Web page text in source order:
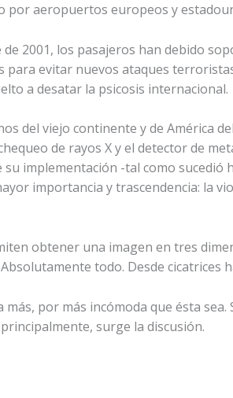
por aeropuertos europeos y
2001, los pasajeros han debido
evitar nuevos ataques
a desatar la psicosis internacional.
del viejo continente y de América
de rayos X y el detector de
implementación -tal como sucedió
importancia y trascendencia: la
obtener una imagen en tres
todo. Desde cicatrices
por más incómoda que ésta sea.
surge la discusión.